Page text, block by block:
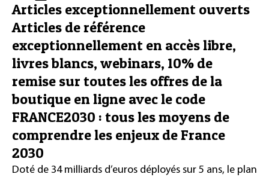
Articles exceptionnellement ouverts
Articles de référence
exceptionnellement en accès libre,
livres blancs, webinars, 10% de
remise sur toutes les offres de la
boutique en ligne avec le code
FRANCE2030 : tous les moyens de
comprendre les enjeux de France
2030
Doté de 34 milliards d’euros déployés sur 5 ans, le plan